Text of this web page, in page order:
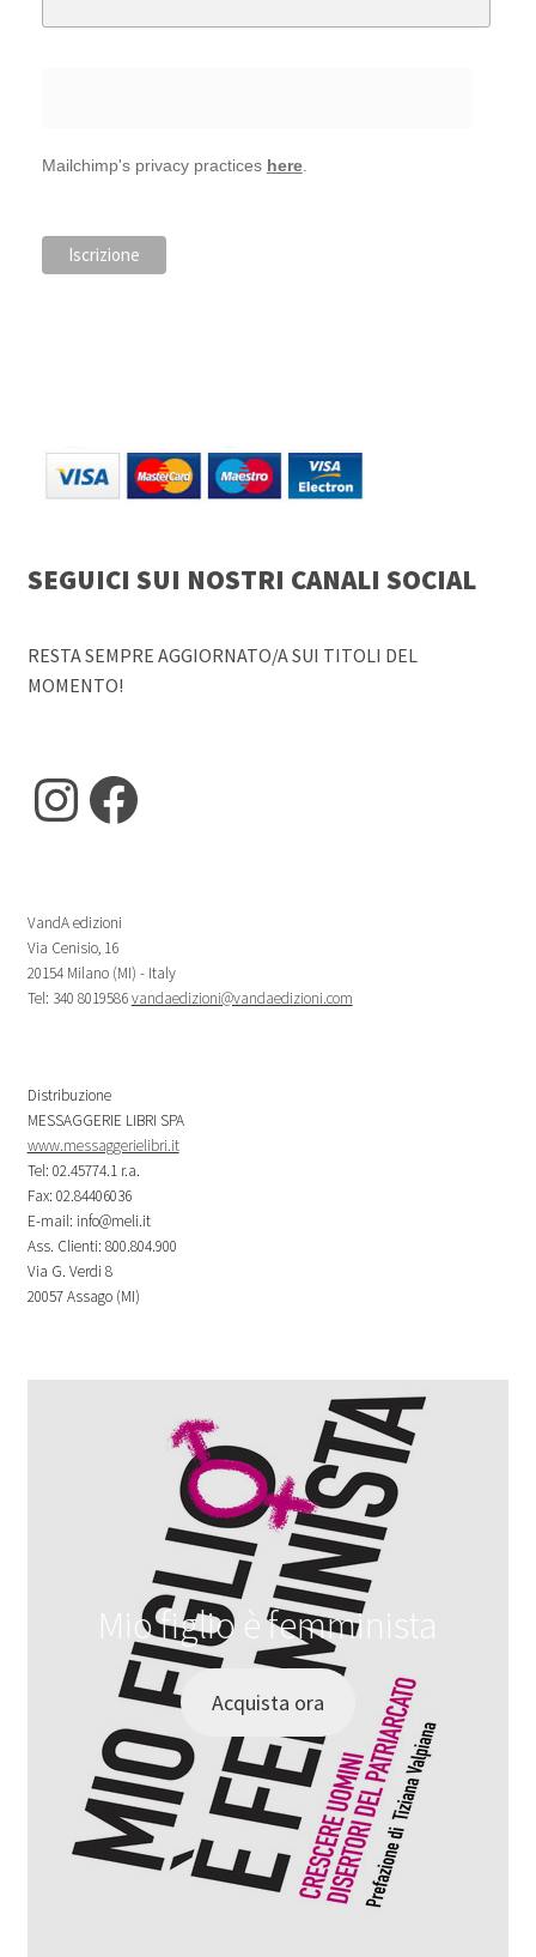
Mailchimp's privacy practices here.
SEGUICI SUI NOSTRI CANALI SOCIAL
RESTA SEMPRE AGGIORNATO/A SUI TITOLI DEL
MOMENTO!
Instagram
Facebook
VandA edizioni
Via Cenisio, 16
20154 Milano (MI) - Italy
Tel: 340 8019586vandaedizioni@vandaedizioni.com
Distribuzione
MESSAGGERIE LIBRI SPA
www.messaggerielibri.it
Tel: 02.45774.1 r.a.
Fax: 02.84406036
E-mail: info@meli.it
Ass. Clienti: 800.804.900
Via G. Verdi 8
20057 Assago (MI)
Mio figlio è femminista
Acquista ora